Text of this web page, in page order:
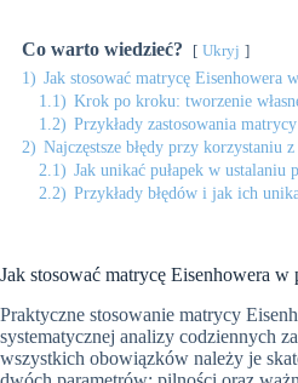
Co warto wiedzieć? Ukryj
1) Jak stosować matrycę Eisenhowera
1.1) Krok po kroku: tworzenie
1.2) Przykłady zastosowania
2) Najczęstsze błędy przy korzystaniu
2.1) Jak unikać pułapek w ustalaniu
2.2) Przykłady błędów i jak ich
Jak stosować matrycę Eisenhowera w
Praktyczne stosowanie matrycy
systematycznej analizy codziennych
wszystkich obowiązków należy je